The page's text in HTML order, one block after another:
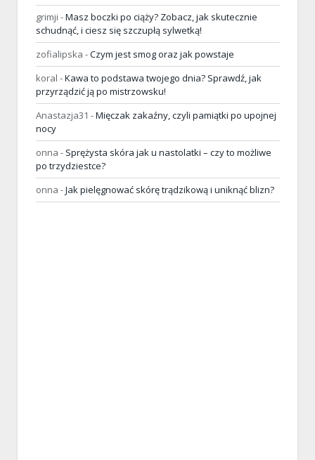
grimji -Masz boczki po ciąży? Zobacz, jak skutecznie
schudnąć, i ciesz się szczupłą sylwetką!
zofialipska -Czym jest smog oraz jak powstaje
koral -Kawa to podstawa twojego dnia? Sprawdź, jak
przyrządzić ją po mistrzowsku!
Anastazja31 -Mięczak zakaźny, czyli pamiątki po upojnej
nocy
onna - Sprężysta skóra jak u nastolatki – czy to możliwe
po trzydziestce?
onna -Jak pielęgnować skórę trądzikową i uniknąć blizn?